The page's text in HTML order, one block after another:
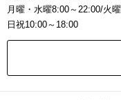
月曜・水曜8:00～22:00/火
日祝10:00～18:00